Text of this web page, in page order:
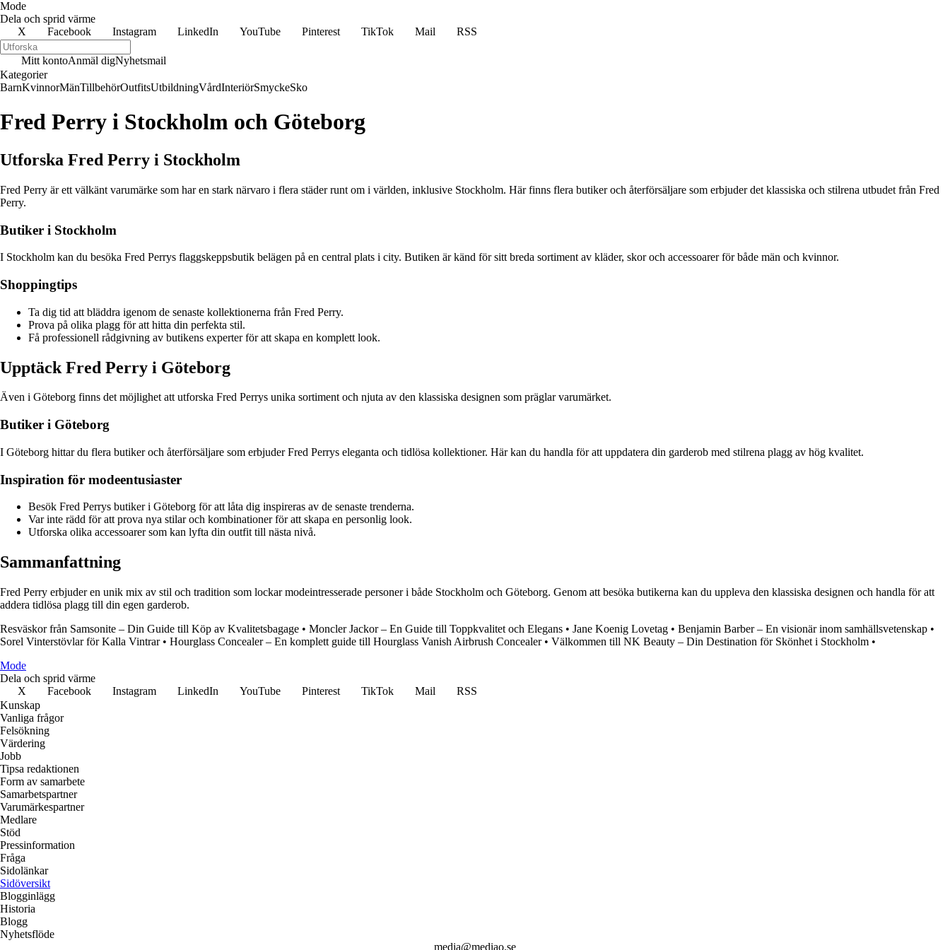
Mode
Dela och sprid värme
X
Facebook Instagram LinkedIn YouTube Pinterest TikTok Mail RSS
Mitt kontoAnmäl digNyhetsmail
Kategorier
BarnKvinnorMänTillbehörOutfitsUtbildningVårdInteriörSmyckeSko
Fred Perry i Stockholm och Göteborg
Utforska Fred Perry i Stockholm
Fred Perry är ett välkänt varumärke som har en stark närvaro i flera städer runt om i världen, inklusive Stockholm. Här finns flera butiker och återförsäljare som erbjuder det klassiska och stilrena utbudet från Fred
Perry.
Butiker i Stockholm
I Stockholm kan du besöka Fred Perrys flaggskeppsbutik belägen på en central plats i city. Butiken är känd för sitt breda sortiment av kläder, skor och accessoarer för både män och kvinnor.
Shoppingtips
Ta dig tid att bläddra igenom de senaste kollektionerna från Fred Perry.
Prova på olika plagg för att hitta din perfekta stil.
Få professionell rådgivning av butikens experter för att skapa en komplett look.
Upptäck Fred Perry i Göteborg
Även i Göteborg finns det möjlighet att utforska Fred Perrys unika sortiment och njuta av den klassiska designen som präglar varumärket.
Butiker i Göteborg
I Göteborg hittar du flera butiker och återförsäljare som erbjuder Fred Perrys eleganta och tidlösa kollektioner. Här kan du handla för att uppdatera din garderob med stilrena plagg av hög kvalitet.
Inspiration för modeentusiaster
Besök Fred Perrys butiker i Göteborg för att låta dig inspireras av de senaste trenderna.
Var inte rädd för att prova nya stilar och kombinationer för att skapa en personlig look.
Utforska olika accessoarer som kan lyfta din outfit till nästa nivå.
Sammanfattning
Fred Perry erbjuder en unik mix av stil och tradition som lockar modeintresserade personer i både Stockholm och Göteborg. Genom att besöka butikerna kan du uppleva den klassiska designen och handla för att
addera tidlösa plagg till din egen garderob.
Resväskor från Samsonite – Din Guide till Köp av Kvalitetsbagage • Moncler Jackor – En Guide till Toppkvalitet och Elegans • Jane Koenig Lovetag • Benjamin Barber – En visionär inom samhällsvetenskap •
Sorel Vinterstövlar för Kalla Vintrar• Hourglass Concealer – En komplett guide till Hourglass Vanish Airbrush Concealer• Välkommen till NK Beauty – Din Destination för Skönhet i Stockholm •
Mode
Dela och sprid värme
X
Facebook Instagram LinkedIn YouTube Pinterest TikTok Mail
RSS
Kunskap
Vanliga frågor
Felsökning
Värdering
Jobb
Tipsa redaktionen
Form av samarbete
Samarbetspartner
Varumärkespartner
Medlare
Stöd
Pressinformation
Fråga
Sidolänkar
Sidöversikt
Blogginlägg
Historia
Blogg
Nyhetsflöde
media@mediao.se